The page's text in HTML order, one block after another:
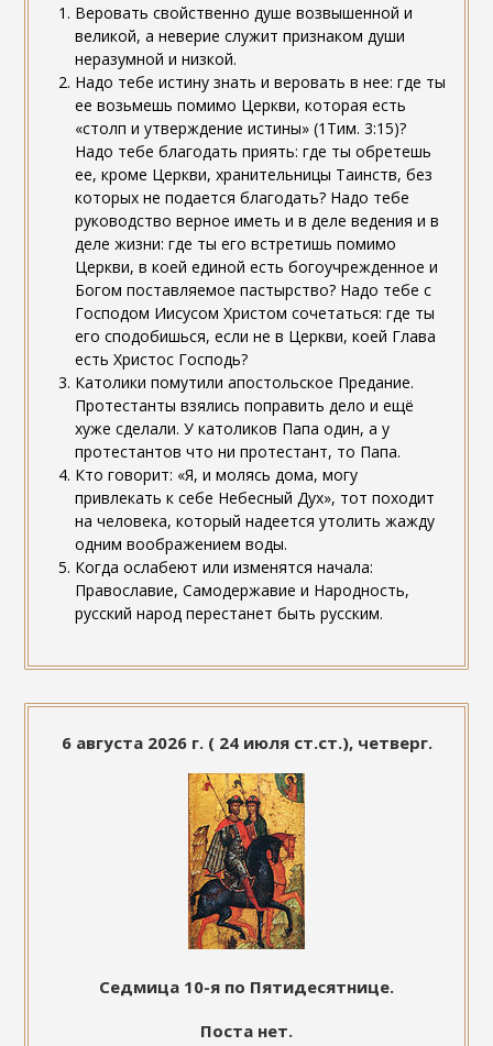
Веровать свойственно душе возвышенной и
великой, а неверие служит признаком души
неразумной и низкой.
Надо тебе истину знать и веровать в нее: где ты
ее возьмешь помимо Церкви, которая есть
«столп и утверждение истины» (1Тим. 3:15)?
Надо тебе благодать приять: где ты обретешь
ее, кроме Церкви, хранительницы Таинств, без
которых не подается благодать? Надо тебе
руководство верное иметь и в деле ведения и в
деле жизни: где ты его встретишь помимо
Церкви, в коей единой есть богоучрежденное и
Богом поставляемое пастырство? Надо тебе с
Господом Иисусом Христом сочетаться: где ты
его сподобишься, если не в Церкви, коей Глава
есть Христос Господь?
Католики помутили апостольское Предание.
Протестанты взялись поправить дело и ещё
хуже сделали. У католиков Папа один, а у
протестантов что ни протестант, то Папа.
Кто говорит: «Я, и молясь дома, могу
привлекать к себе Небесный Дух», тот походит
на человека, который надеется утолить жажду
одним воображением воды.
Когда ослабеют или изменятся начала:
Православие, Самодержавие и Народность,
русский народ перестанет быть русским.
6 августа 2026 г. ( 24 июля ст.ст.), четверг.
Седмица 10-я по Пятидесятнице.
Поста нет.